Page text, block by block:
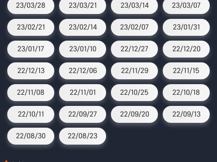
23/03/28 23/03/21 23/03/14 23/03/07
23/02/21 23/02/14 23/02/07 23/01/31
23/01/17 23/01/10 22/12/27 22/12/20
22/12/13 22/12/06 22/11/29 22/11/15
22/11/08 22/11/01 22/10/25 22/10/18
22/10/11 22/09/27 22/09/20 22/09/13
22/08/30 22/08/23